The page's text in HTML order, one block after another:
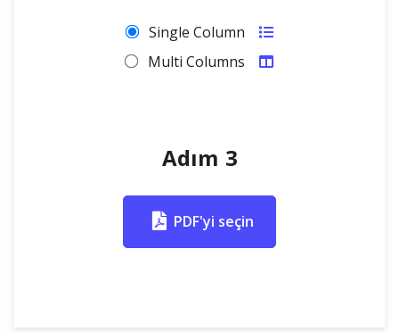
Single Column
Multi Columns
Adım 3
PDF'yi seçin